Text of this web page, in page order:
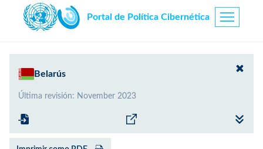
Portal de Política Cibernética
Belarús
Última revisión: November 2023